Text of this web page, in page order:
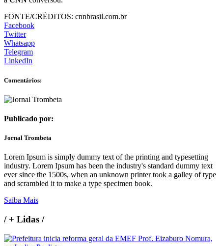
FONTE/CRÉDITOS: cnnbrasil.com.br
Facebook
Twitter
Whatsapp
Telegram
LinkedIn
Comentários:
Publicado por:
Jornal Trombeta
Lorem Ipsum is simply dummy text of the printing and typesetting
industry. Lorem Ipsum has been the industry's standard dummy text
ever since the 1500s, when an unknown printer took a galley of type
and scrambled it to make a type specimen book.
Saiba Mais
/+ Lidas /